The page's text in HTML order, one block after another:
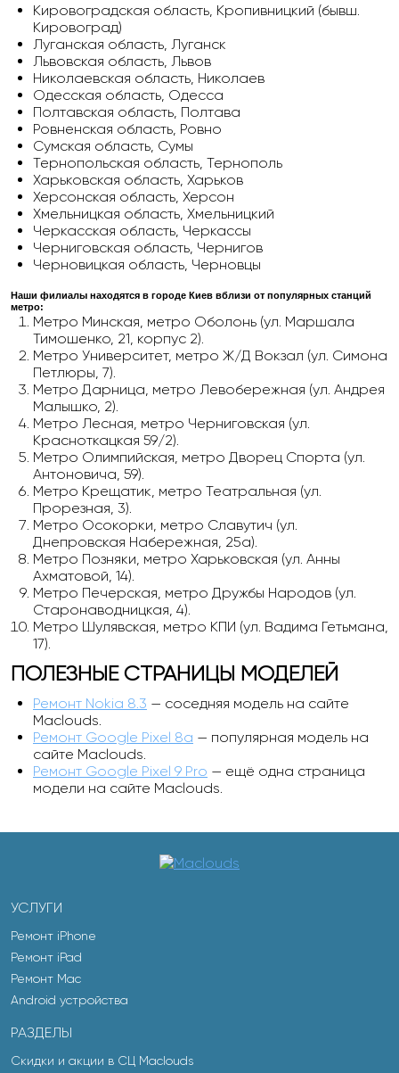
Кировоградская область, Кропивницкий (бывш.
Кировоград)
Луганская область, Луганск
Львовская область, Львов
Николаевская область, Николаев
Одесская область, Одесса
Полтавская область, Полтава
Ровненская область, Ровно
Сумская область, Сумы
Тернопольская область, Тернополь
Харьковская область, Харьков
Херсонская область, Херсон
Хмельницкая область, Хмельницкий
Черкасская область, Черкассы
Черниговская область, Чернигов
Черновицкая область, Черновцы
Наши филиалы находятся в городе Киев вблизи от популярных станций
метро:
Метро Минская, метро Оболонь (ул. Маршала
Тимошенко, 21, корпус 2).
Метро Университет, метро Ж/Д Вокзал (ул. Симона
Петлюры, 7).
Метро Дарница, метро Левобережная (ул. Андрея
Малышко, 2).
Метро Лесная, метро Черниговская (ул.
Красноткацкая 59/2).
Метро Олимпийская, метро Дворец Спорта (ул.
Антоновича, 59).
Метро Крещатик, метро Театральная (ул.
Прорезная, 3).
Метро Осокорки, метро Славутич (ул.
Днепровская Набережная, 25а).
Метро Позняки, метро Харьковская (ул. Анны
Ахматовой, 14).
Метро Печерская, метро Дружбы Народов (ул.
Старонаводницкая, 4).
Метро Шулявская, метро КПИ (ул. Вадима Гетьмана,
17).
ПОЛЕЗНЫЕ СТРАНИЦЫ МОДЕЛЕЙ
Ремонт Nokia 8.3 — соседняя модель на сайте
Maclouds.
Ремонт Google Pixel 8a — популярная модель на
сайте Maclouds.
Ремонт Google Pixel 9 Pro — ещё одна страница
модели на сайте Maclouds.
УСЛУГИ
Ремонт iPhone
Ремонт iPad
Ремонт Mac
Android устройства
РАЗДЕЛЫ
Скидки и акции в СЦ Maclouds